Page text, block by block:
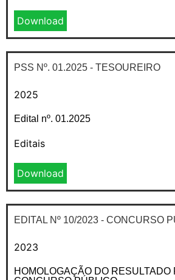
Download
PSS Nº. 01.2025 - TESOUREIRO
2025
Edital nº. 01.2025
Editais
Download
EDITAL Nº 10/2023 - CONCURSO
2023
HOMOLOGAÇÃO DO RESULTADO